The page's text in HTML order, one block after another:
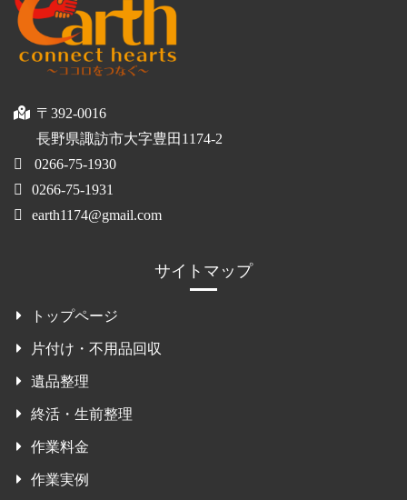
〒392-0016
長野県諏訪市大字豊田1174-2
0266-75-1930
0266-75-1931
earth1174@gmail.com
サイトマップ
トップページ
片付け・不用品回収
遺品整理
終活・生前整理
作業料金
作業実例